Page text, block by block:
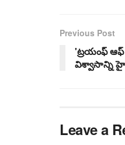
Previous Post
'ట్రయంఫ్
విశ్వాసాన్ని
Leave a